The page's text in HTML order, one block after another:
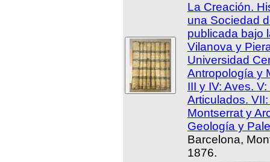
La Creación.
una Sociedad
publicada bajo
Vilanova y
Universidad
Antropología y
III y IV: Aves.
Articulados.
Montserrat y
Geología y
Barcelona,
1876.